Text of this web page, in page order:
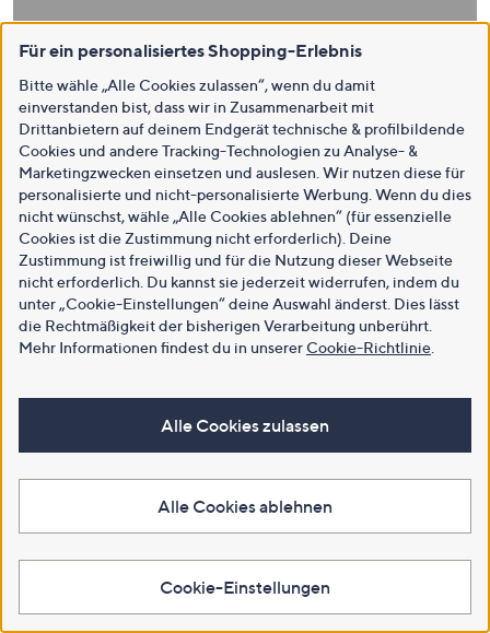
Für ein personalisiertes Shopping-Erlebnis
Bitte wähle „Alle Cookies zulassen“, wenn du damit
einverstanden bist, dass wir in Zusammenarbeit mit
Drittanbietern auf deinem Endgerät technische & profilbildende
Cookies und andere Tracking-Technologien zu Analyse- &
Marketingzwecken einsetzen und auslesen. Wir nutzen diese für
personalisierte und nicht-personalisierte Werbung. Wenn du dies
nicht wünschst, wähle „Alle Cookies ablehnen“ (für essenzielle
Cookies ist die Zustimmung nicht erforderlich). Deine
Zustimmung ist freiwillig und für die Nutzung dieser Webseite
nicht erforderlich. Du kannst sie jederzeit widerrufen, indem du
unter „Cookie-Einstellungen“ deine Auswahl änderst. Dies lässt
die Rechtmäßigkeit der bisherigen Verarbeitung unberührt.
Mehr Informationen findest du in unsererCookie-Richtlinie
Alle Cookies zulassen
Alle Cookies ablehnen
Cookie-Einstellungen